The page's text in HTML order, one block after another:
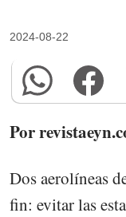
2024-08-22
Por
Dos aerolíneas
fin: evitar las